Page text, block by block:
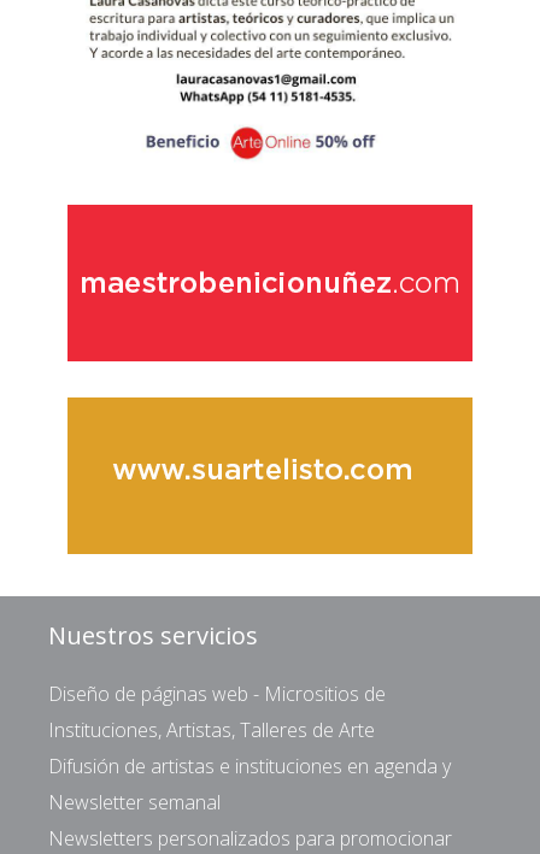
Nuestros servicios
Diseño de páginas web - Micrositios de
Instituciones, Artistas, Talleres de Arte
Difusión de artistas e instituciones en agenda y
Newsletter semanal
Newsletters personalizados para promocionar